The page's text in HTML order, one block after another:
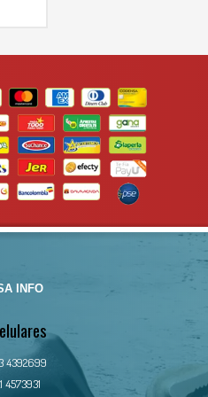
INFO
4392699
4573931